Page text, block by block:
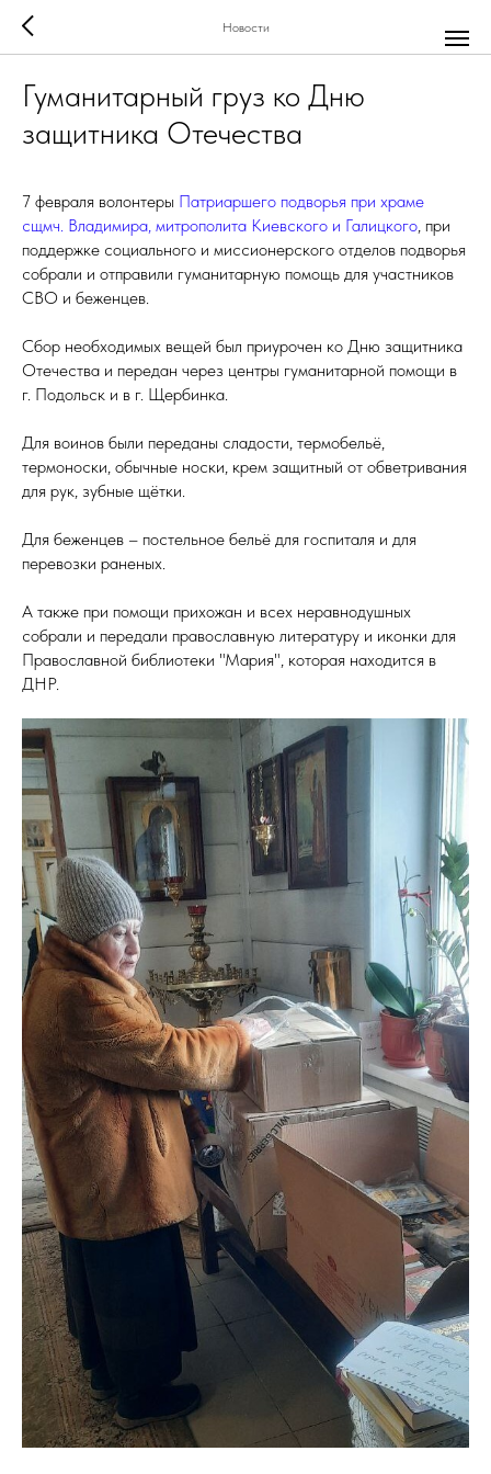
Новости
Гуманитарный груз ко Дню
защитника Отечества
7 февраля волонтеры Патриаршего подворья при храме
сщмч. Владимира, митрополита Киевского и Галицкого, при
поддержке социального и миссионерского отделов подворья
собрали и отправили гуманитарную помощь для участников
СВО и беженцев.
Сбор необходимых вещей был приурочен ко Дню защитника
Отечества и передан через центры гуманитарной помощи в
г. Подольск и в г. Щербинка.
Для воинов были переданы сладости, термобельё,
термоноски, обычные носки, крем защитный от обветривания
для рук, зубные щётки.
Для беженцев – постельное бельё для госпиталя и для
перевозки раненых.
А также при помощи прихожан и всех неравнодушных
собрали и передали православную литературу и иконки для
Православной библиотеки "Мария", которая находится в
ДНР.